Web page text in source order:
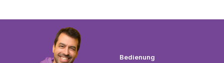
Bedienung